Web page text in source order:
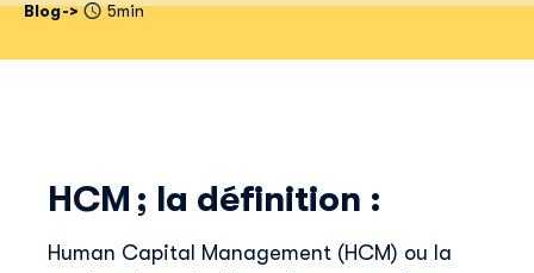
Blog 5min
HCM ; la définition :
Human Capital Management (HCM) ou la